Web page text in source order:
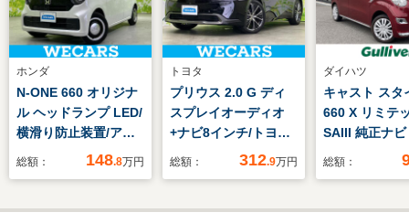
ホンダ
N-ONE 660 オリジナ
ル ヘッドランプ LED/
横滑り防止装置/アイ
ドリングストップ/ホ
エアバッグ 助手席/エ
総額： 148.8万円
トヨタ
プリウス 2.0 G ディ
スプレイオーディオ
+ナビ8インチ/トヨタ
セーフティセンス/シ
ター/車線逸脱防止支
総額： 312.9万円
ダイハツ
キャスト スタ
660 X リミテ
SAIII 純正ナ
カメラ ドラ
総額：